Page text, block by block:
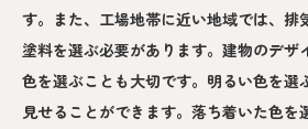
す。また、工場地帯に近い地域では、排
塗料を選ぶ必要があります。建物のデザ
色を選ぶことも大切です。明るい色を選
見せることができます。落ち着いた色を